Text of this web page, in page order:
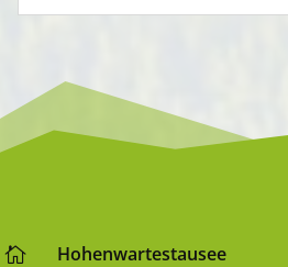
 Hohenwartestausee